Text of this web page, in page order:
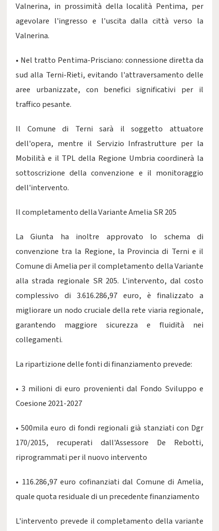
Valnerina, in prossimità della località Pentima, per
agevolare l'ingresso e l'uscita dalla città verso la
Valnerina.
• Nel tratto Pentima-Prisciano: connessione diretta da
sud alla Terni-Rieti, evitando l'attraversamento delle
aree urbanizzate, con benefici significativi per il
traffico pesante.
Il Comune di Terni sarà il soggetto attuatore
dell'opera, mentre il Servizio Infrastrutture per la
Mobilità e il TPL della Regione Umbria coordinerà la
sottoscrizione della convenzione e il monitoraggio
dell'intervento.
Il completamento della Variante Amelia SR 205
La Giunta ha inoltre approvato lo schema di
convenzione tra la Regione, la Provincia di Terni e il
Comune di Amelia per il completamento della Variante
alla strada regionale SR 205. L'intervento, dal costo
complessivo di 3.616.286,97 euro, è finalizzato a
migliorare un nodo cruciale della rete viaria regionale,
garantendo maggiore sicurezza e fluidità nei
collegamenti.
La ripartizione delle fonti di finanziamento prevede:
• 3 milioni di euro provenienti dal Fondo Sviluppo e
Coesione 2021-2027
• 500mila euro di fondi regionali già stanziati con Dgr
170/2015, recuperati dall'Assessore De Rebotti,
riprogrammati per il nuovo intervento
• 116.286,97 euro cofinanziati dal Comune di Amelia,
quale quota residuale di un precedente finanziamento
L'intervento prevede il completamento della variante